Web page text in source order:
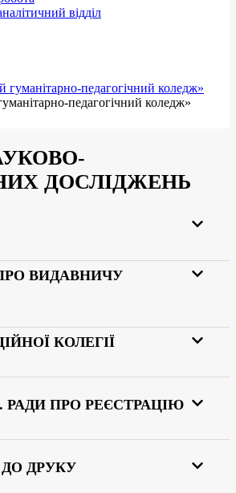
відділ
педагогічний коледж»
ДОСЛІДЖЕНЬ
ВИДАВНИЧУ
КОЛЕГІЇ
ПРО РЕЄСТРАЦІЮ
ДРУКУ